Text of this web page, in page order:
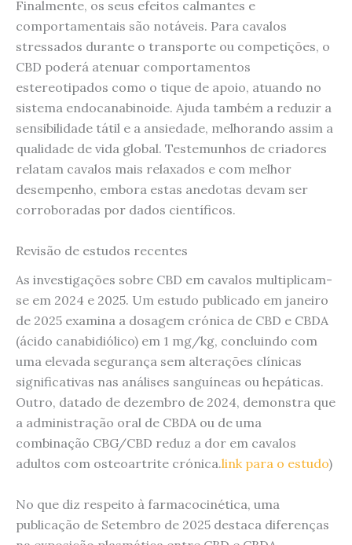
Finalmente, os seus efeitos calmantes e
comportamentais são notáveis. Para cavalos
stressados durante o transporte ou competições, o
CBD poderá atenuar comportamentos
estereotipados como o tique de apoio, atuando no
sistema endocanabinoide. Ajuda também a reduzir a
sensibilidade tátil e a ansiedade, melhorando assim a
qualidade de vida global. Testemunhos de criadores
relatam cavalos mais relaxados e com melhor
desempenho, embora estas anedotas devam ser
corroboradas por dados científicos.
Revisão de estudos recentes
As investigações sobre CBD em cavalos multiplicam-
se em 2024 e 2025. Um estudo publicado em janeiro
de 2025 examina a dosagem crónica de CBD e CBDA
(ácido canabidiólico) em 1 mg/kg, concluindo com
uma elevada segurança sem alterações clínicas
significativas nas análises sanguíneas ou hepáticas.
Outro, datado de dezembro de 2024, demonstra que
a administração oral de CBDA ou de uma
combinação CBG/CBD reduz a dor em cavalos
adultos com osteoartrite crónica.link para o estudo)
No que diz respeito à farmacocinética, uma
publicação de Setembro de 2025 destaca diferenças